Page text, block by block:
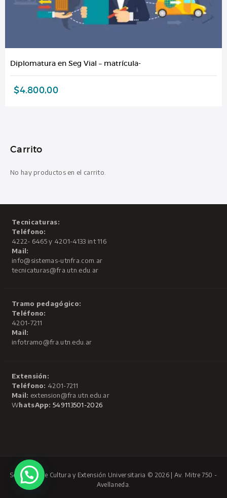
Diplomatura en Seg Vial – matrícula-
$4.800,00
Carrito
No hay productos en el carrito.
Tecnicaturas:
Teléfono:
4222- 6465 y 4201-4133 int 116
Mail:
info@sistemas-utnfra.com.ar
tecnicaturas@fra.utn.edu.ar
Tramo pedagógico:
Teléfono:
4201-7211
Mail:
infotramo@fra.utn.edu.ar
Extensión:
Teléfono: 4201-7211
Mail: extension@fra.utn.edu.ar
WhatsApp: 549113501-2026
Secretaría de Cultura y Extensión Universitaria © 2026 | Av. Mitre 750 -
Avellaneda.